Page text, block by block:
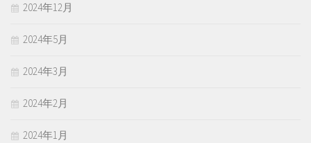
2024年12月
2024年5月
2024年3月
2024年2月
2024年1月